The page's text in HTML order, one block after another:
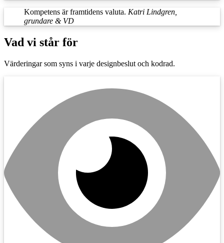
Kompetens är framtidens valuta. Katri Lindgren,
grundare & VD
Vad vi står för
Värderingar som syns i varje designbeslut och kodrad.